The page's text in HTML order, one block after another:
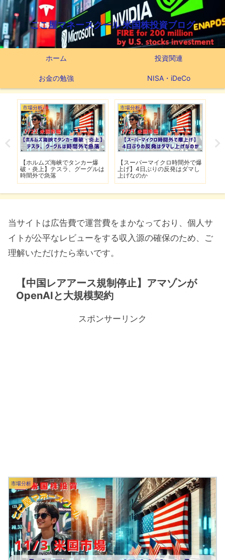
ここ屋マネースクール 米国株投資ブログ
ホーム 投資関連
お金の勉強 NISA・iDeCo
ンカー爆
グーグルは
市場分析
【スーパーマイクロ時間外で爆
上げ】4日ぶりの反発はダマし
上げなのか
つみたてNISA
【新NISAの投資先はこれだ】
つみたてNISA63ヶ月間の運用
実績
当サイトは広告費で運営費をまかなっており、個人サ
イトが公平なレビューをする収入源の確保のため、ご
理解いただけたら幸いです。
【中国レアアース規制停止】アマゾンが
OpenAIと大規模契約
スポンサーリンク
市場分析